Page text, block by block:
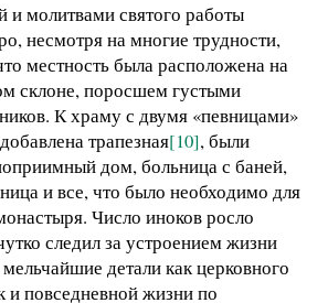
молитвами святого работы
несмотря на многие трудности,
местность была расположена на
склоне, поросшем густыми
К храму с двумя «певницами»
трапезная[10], были
дом, больница с баней,
и все, что было необходимо для
Число иноков росло
следил за устроением жизни
детали как церковного
и повседневной жизни по